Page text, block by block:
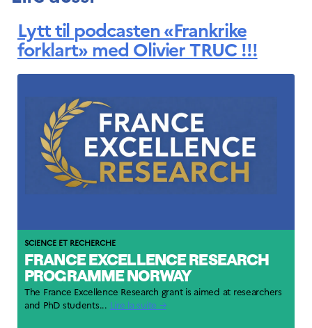
Lytt til podcasten «Frankrike
forklart» med Olivier TRUC !!!
SCIENCE ET RECHERCHE
FRANCE EXCELLENCE RESEARCH
PROGRAMME NORWAY
The France Excellence Research grant is aimed at researchers
and PhD students... Lire la suite →